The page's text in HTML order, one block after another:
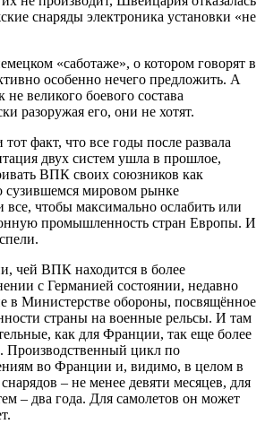
снаряды электроника установки «не
«саботаже», о котором говорят в
особенно нечего предложить. А
не великого боевого состава
разоружая его, они не хотят.
факт, что все годы после развала
двух систем ушла в прошлое,
ВПК своих союзников как
сузившемся мировом рынке
чтобы максимально ослабить или
промышленность стран Европы. И
чей ВПК находится в более
с Германией состоянии, недавно
в Министерстве обороны, посвящённое
страны на военные рельсы. И там
как для Франции, так еще более
цикл по
во Франции и, видимо, в целом в
– не менее девяти месяцев, для
– два года. Для самолетов он может